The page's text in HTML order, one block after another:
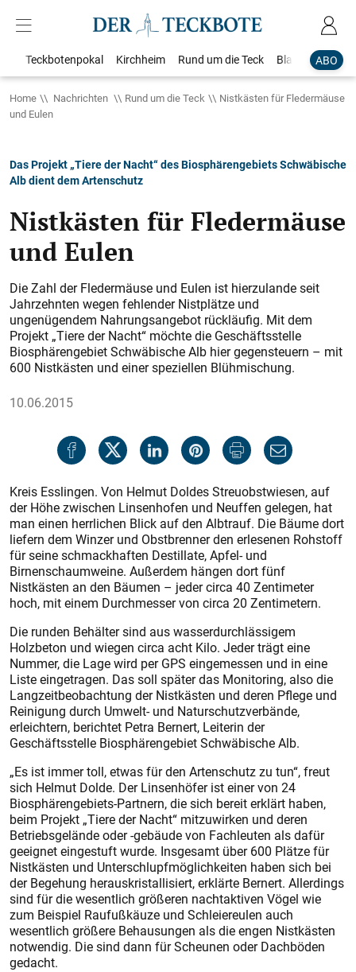
ABO
Teckbotenpokal Kirchheim Rund um die Teck Blaulicht
Home Nachrichten Rund um die Teck
Nistkästen für Fledermäuse
und Eulen
Das Projekt „Tiere der Nacht“ des Biosphärengebiets Schwäbische
Alb dient dem Artenschutz
Nistkästen für Fledermäuse
und Eulen
Die Zahl der Fledermäuse und Eulen ist hierzulande seit
Jahrzehnten wegen fehlender Nistplätze und
ungenügendem Nahrungsangebot rückläufig. Mit dem
Projekt „Tiere der Nacht“ möchte die Geschäftsstelle
Biosphärengebiet Schwäbische Alb hier gegensteuern – mit
600 Nistkästen und einer speziellen Blühmischung.
10.06.2015
Kreis Esslingen. Von Helmut Doldes Streuobstwiesen, auf
der Höhe zwischen Linsenhofen und Neuffen gelegen, hat
man einen herrlichen Blick auf den Albtrauf. Die Bäume dort
liefern dem Winzer und Obstbrenner den erlesenen Rohstoff
für seine schmackhaften Destillate, Apfel- und
Birnenschaumweine. Außerdem hängen dort fünf
Nistkästen an den Bäumen – jeder circa 40 Zentimeter
hoch, mit einem Durchmesser von circa 20 Zentimetern.
Die runden Behälter sind aus wasserdurchlässigem
Holzbeton und wiegen circa acht Kilo. Jeder trägt eine
Nummer, die Lage wird per GPS eingemessen und in eine
Liste eingetragen. Das soll später das Monitoring, also die
Langzeitbeobachtung der Nistkästen und deren Pflege und
Reinigung durch Umwelt- und Naturschutzverbände,
erleichtern, berichtet Petra Bernert, Leiterin der
Geschäftsstelle Biosphärengebiet Schwäbische Alb.
„Es ist immer toll, etwas für den Artenschutz zu tun“, freut
sich Helmut Dolde. Der Linsenhöfer ist einer von 24
Biosphärengebiets-Partnern, die sich bereit erklärt haben,
beim Projekt „Tiere der Nacht“ mitzuwirken und deren
Betriebsgelände oder -gebäude von Fachleuten als dafür
geeignet eingestuft wurde. Insgesamt über 600 Plätze für
Nistkästen und Unterschlupfmöglichkeiten haben sich bei
der Begehung herauskristallisiert, erklärte Bernert. Allerdings
sind für die wesentlich größeren nachtaktiven Vögel wie
zum Beispiel Raufußkäuze und Schleiereulen auch
wesentlich größere Behausungen als die engen Nistkästen
notwendig. Die sind dann für Scheunen oder Dachböden
gedacht.